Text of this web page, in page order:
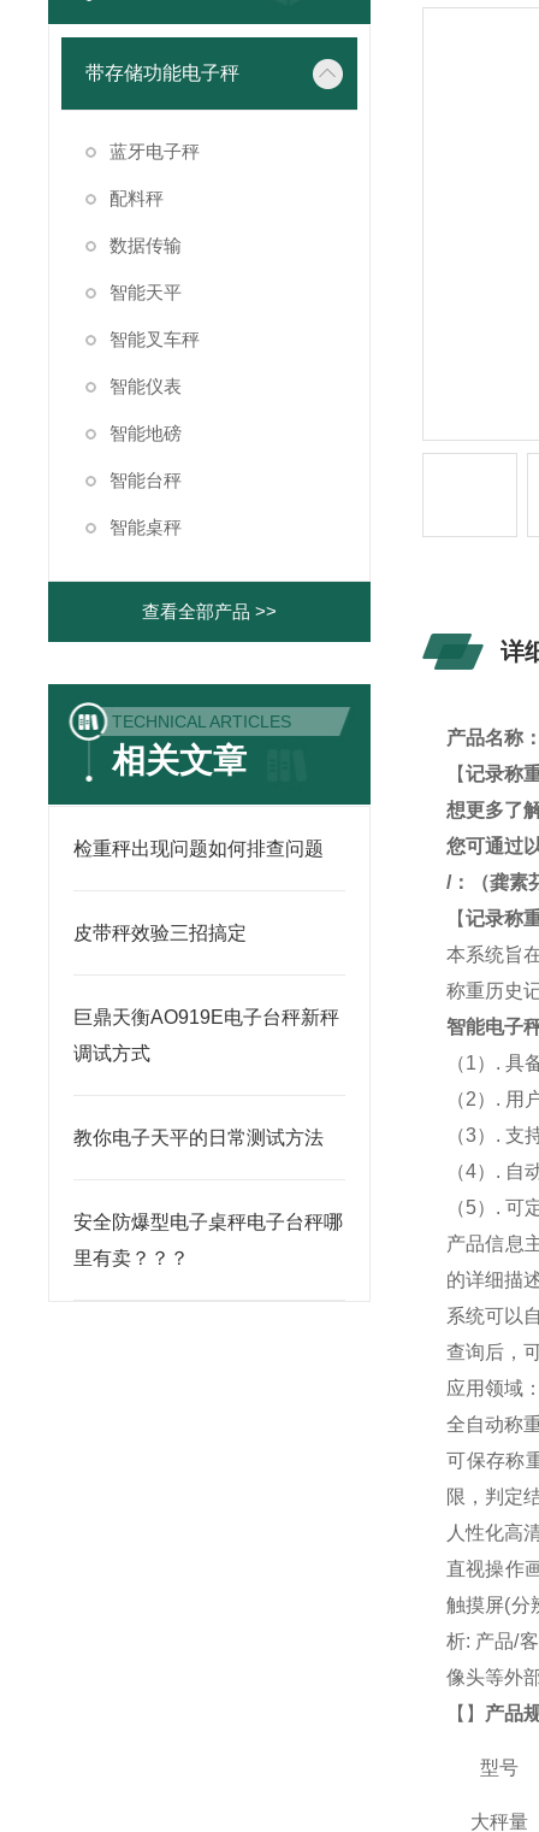
带存储功能电子秤
蓝牙电子秤
配料秤
数据传输
智能天平
智能叉车秤
智能仪表
智能地磅
智能台秤
智能桌秤
查看全部产品 >>
TECHNICAL ARTICLES
相关文章
检重秤出现问题如何排查问题
皮带秤效验三招搞定
巨鼎天衡AO919E电子台秤新秤
调试方式
教你电子天平的日常测试方法
安全防爆型电子桌秤电子台秤哪
里有卖？？？
详
产品名称
【记录称
想更多了
您可通过
/：
（龚
【记录称
本系统旨
称重历史
智能电子
（1）. 具
（2）.
（3）.
（4）. 自
（5）. 可
产品信息
的详细描
系统可以
查询后，
应用领域
全自动称
可保存称
限，判定
人性化高
直视操作
触摸屏(分
析: 产品/
像头等外
【 】 产品
型号
大秤量